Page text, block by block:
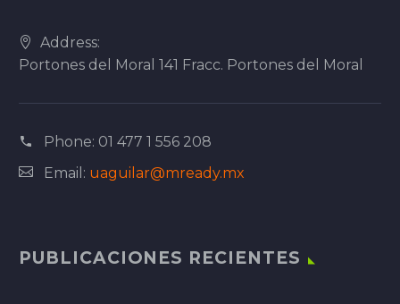
Address:
Portones del Moral 141 Fracc. Portones del Moral
Phone: 01 477 1 556 208
Email: uaguilar@mready.mx
PUBLICACIONES RECIENTES